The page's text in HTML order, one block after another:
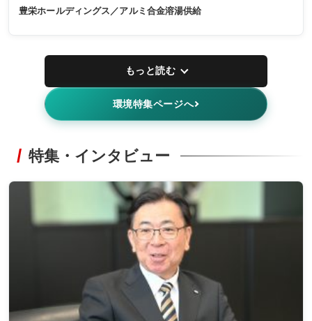
豊栄ホールディングス／アルミ合金溶湯供給
もっと読む
環境特集ページへ
特集・インタビュー